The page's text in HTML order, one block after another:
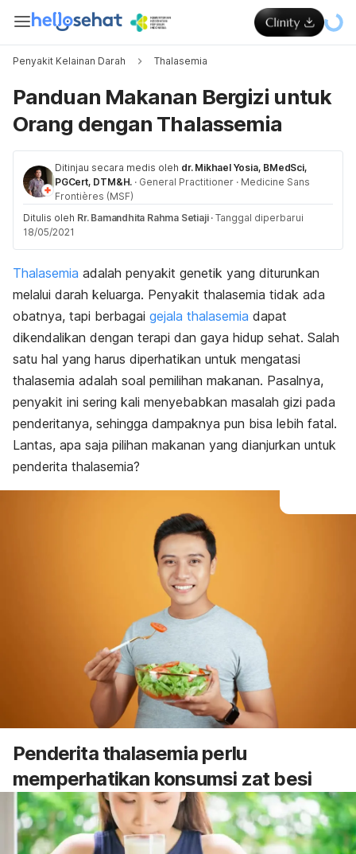
Penyakit Kelainan Darah Thalasemia
Panduan Makanan Bergizi untuk
Orang dengan Thalassemia
Ditinjau secara medis oleh dr. Mikhael Yosia, BMedSci,
PGCert, DTM&H. · General Practitioner · Medicine Sans
Frontières (MSF)
Ditulis oleh Rr. Bamandhita Rahma Setiaji · Tanggal diperbarui
18/05/2021
Thalasemia adalah penyakit genetik yang diturunkan
melalui darah keluarga. Penyakit thalasemia tidak ada
obatnya, tapi berbagai gejala thalasemia dapat
dikendalikan dengan terapi dan gaya hidup sehat. Salah
satu hal yang harus diperhatikan untuk mengatasi
thalasemia adalah soal pemilihan makanan. Pasalnya,
penyakit ini sering kali menyebabkan masalah gizi pada
penderitanya, sehingga dampaknya pun bisa lebih fatal.
Lantas, apa saja pilihan makanan yang dianjurkan untuk
penderita thalasemia?
Penderita thalasemia perlu
memperhatikan konsumsi zat besi